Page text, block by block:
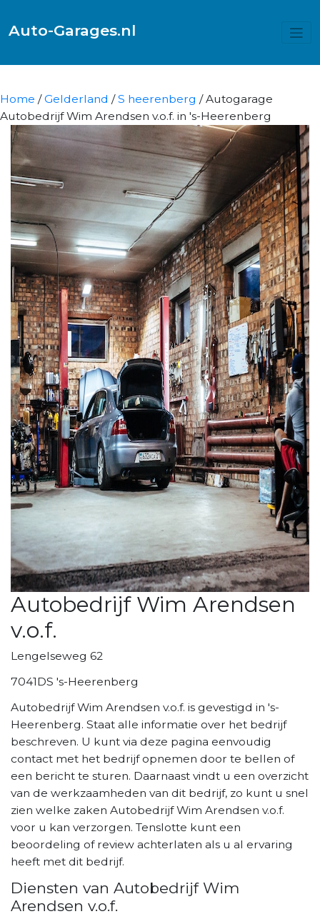
Auto-Garages.nl
Home /Gelderland /S heerenberg / Autogarage
Autobedrijf Wim Arendsen v.o.f. in 's-Heerenberg
Autobedrijf Wim Arendsen
v.o.f.
Lengelseweg 62
7041DS 's-Heerenberg
Autobedrijf Wim Arendsen v.o.f. is gevestigd in 's-
Heerenberg. Staat alle informatie over het bedrijf
beschreven. U kunt via deze pagina eenvoudig
contact met het bedrijf opnemen door te bellen of
een bericht te sturen. Daarnaast vindt u een overzicht
van de werkzaamheden van dit bedrijf, zo kunt u snel
zien welke zaken Autobedrijf Wim Arendsen v.o.f.
voor u kan verzorgen. Tenslotte kunt een
beoordeling of review achterlaten als u al ervaring
heeft met dit bedrijf.
Diensten van Autobedrijf Wim
Arendsen v.o.f.